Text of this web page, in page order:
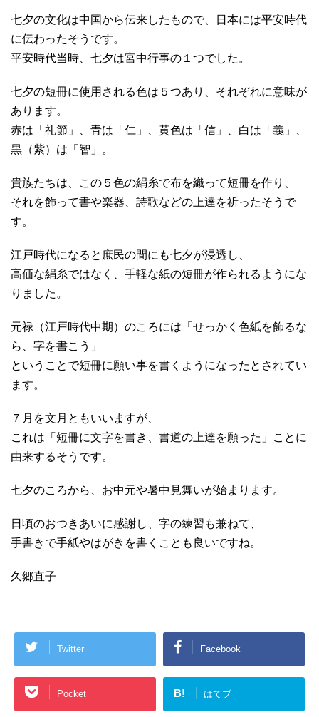
七夕の文化は中国から伝来したもので、日本には平安時代
に伝わったそうです。
平安時代当時、七夕は宮中行事の１つでした。
七夕の短冊に使用される色は５つあり、それぞれに意味が
あります。
赤は「礼節」、青は「仁」、黄色は「信」、白は「義」、
黒（紫）は「智」。
貴族たちは、この５色の絹糸で布を織って短冊を作り、
それを飾って書や楽器、詩歌などの上達を祈ったそうで
す。
江戸時代になると庶民の間にも七夕が浸透し、
高価な絹糸ではなく、手軽な紙の短冊が作られるようにな
りました。
元禄（江戸時代中期）のころには「せっかく色紙を飾るな
ら、字を書こう」
ということで短冊に願い事を書くようになったとされてい
ます。
７月を文月ともいいますが、
これは「短冊に文字を書き、書道の上達を願った」ことに
由来するそうです。
七夕のころから、お中元や暑中見舞いが始まります。
日頃のおつきあいに感謝し、字の練習も兼ねて、
手書きで手紙やはがきを書くことも良いですね。
久郷直子
Twitter Facebook
Pocket B! はてブ